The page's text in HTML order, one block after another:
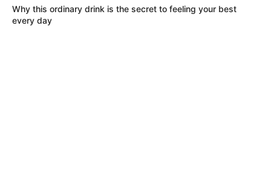
ACTIVAR AHORA
Why this ordinary drink is the secret to feeling your best
every day